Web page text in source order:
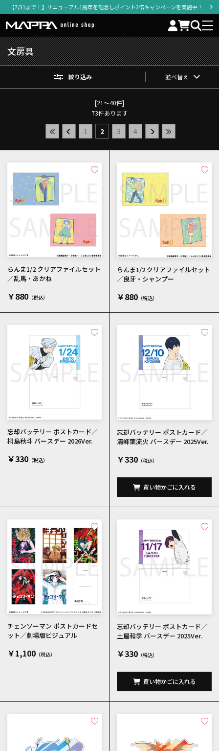
【7/31まで！】リニューアル1周年を記念しポイント2倍キャンペーンを実施中！
文房具
絞り込み 並べ替え
[21～40件]
73件あります
1 2 3 4
らんま1/2 クリアファイルセット
／乱馬・あかね
￥880
らんま1/2 クリアファイルセット
／良牙・シャンプー
￥880
忘却バッテリー ポストカード／
桐島秋斗 バースデー 2026Ver.
￥330
忘却バッテリー ポストカード／
清峰葉流火 バースデー 2025Ver.
￥330
買い物かごに入れる
チェンソーマン ポストカードセ
ット／劇場版ビジュアル
￥1,100
忘却バッテリー ポストカード／
土屋和季 バースデー 2025Ver.
￥330
買い物かごに入れる